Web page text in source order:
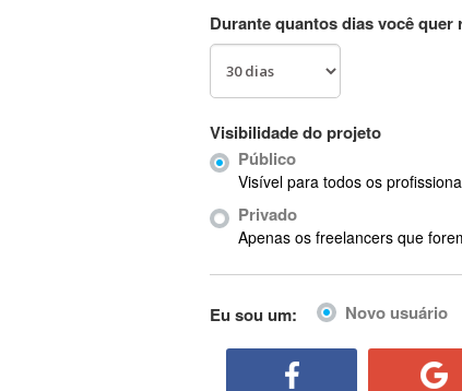
Ab Initio
ABIS
AbleCommerce
Ableton Live
Abstract Window Toolkit (AWT)
Durante quantos dias você quer
Visibilidade do projeto
Público
Visível para todos os
Privado
Apenas os freelancers que
Eu sou um: Novo usuário